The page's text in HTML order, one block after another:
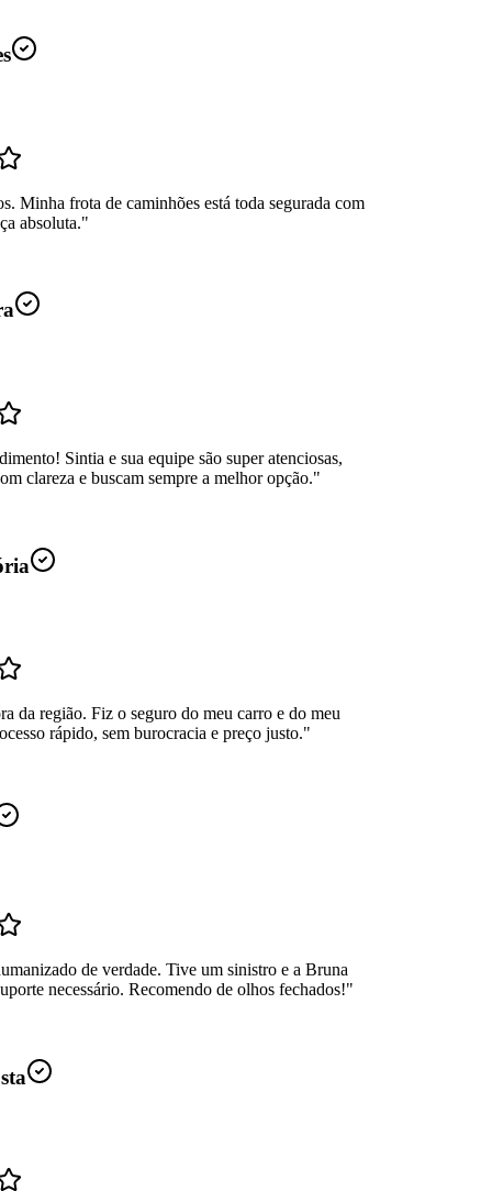
Minha frota de caminhões está toda segurada com
absoluta."
Sintia e sua equipe são super atenciosas,
clareza e buscam sempre a melhor opção."
da região. Fiz o seguro do meu carro e do meu
rápido, sem burocracia e preço justo."
de verdade. Tive um sinistro e a Bruna
necessário. Recomendo de olhos fechados!"